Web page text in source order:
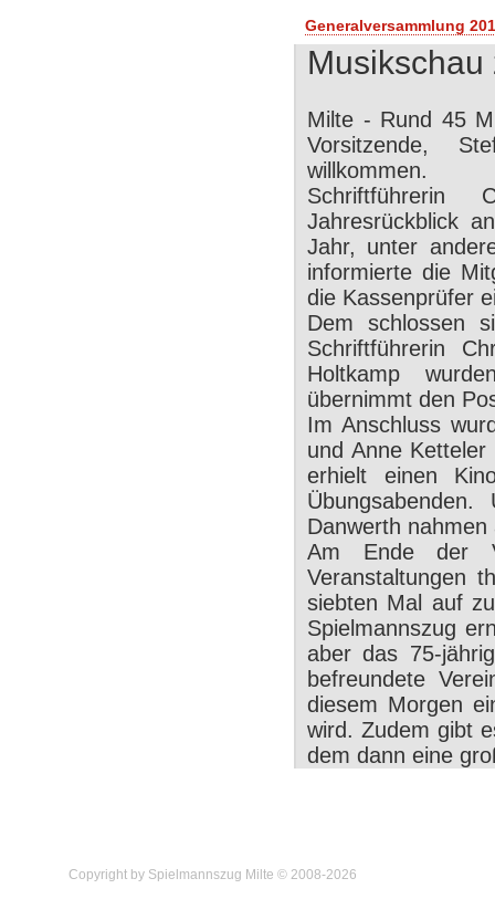
Generalversammlung
Musikschau
Milte - Rund 45
Vorsitzende,
willkommen.
Schriftführerin
Jahresrückblick
Jahr, unter
informierte die
die Kassenprüfer
Dem schlossen
Schriftführerin
Holtkamp
übernimmt den
Im Anschluss
und Anne
erhielt einen
Danwerth
Am Ende der
Veranstaltungen
siebten Mal auf
Spielmannszug
aber das 75-
befreundete
diesem Morgen
wird. Zudem gibt
dem dann eine
Copyright by Spielmannszug Milte © 2008-2026